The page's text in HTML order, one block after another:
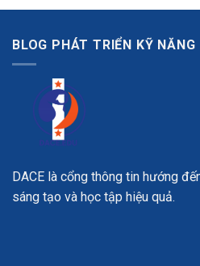
BLOG PHÁT TRIỂN KỸ NĂNG
DACE là cổng thông tin hướng
sáng tạo và học tập hiệu quả.